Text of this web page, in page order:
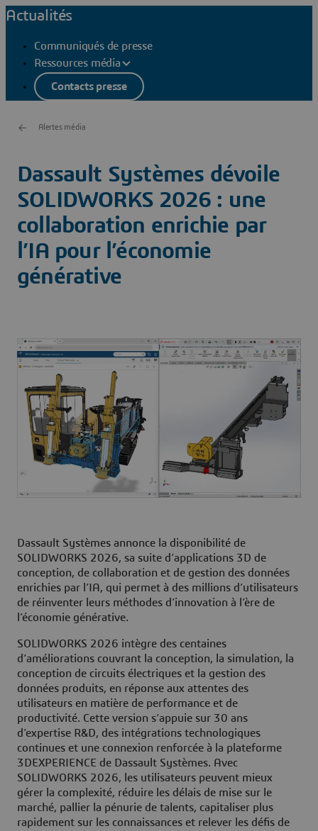
Actualités
Communiqués de presse
Ressources média
Contacts presse
Alertes média
Dassault Systèmes dévoile
SOLIDWORKS 2026 : une
collaboration enrichie par
l’IA pour l’économie
générative
Dassault Systèmes annonce la disponibilité de
SOLIDWORKS 2026, sa suite d’applications 3D de
conception, de collaboration et de gestion des données
enrichies par l’IA, qui permet à des millions d’utilisateurs
de réinventer leurs méthodes d’innovation à l’ère de
l’économie générative.
SOLIDWORKS 2026 intègre des centaines
d’améliorations couvrant la conception, la simulation, la
conception de circuits électriques et la gestion des
données produits, en réponse aux attentes des
utilisateurs en matière de performance et de
productivité. Cette version s’appuie sur 30 ans
d’expertise R&D, des intégrations technologiques
continues et une connexion renforcée à la plateforme
3DEXPERIENCE de Dassault Systèmes. Avec
SOLIDWORKS 2026, les utilisateurs peuvent mieux
gérer la complexité, réduire les délais de mise sur le
marché, pallier la pénurie de talents, capitaliser plus
rapidement sur les connaissances et relever les défis de